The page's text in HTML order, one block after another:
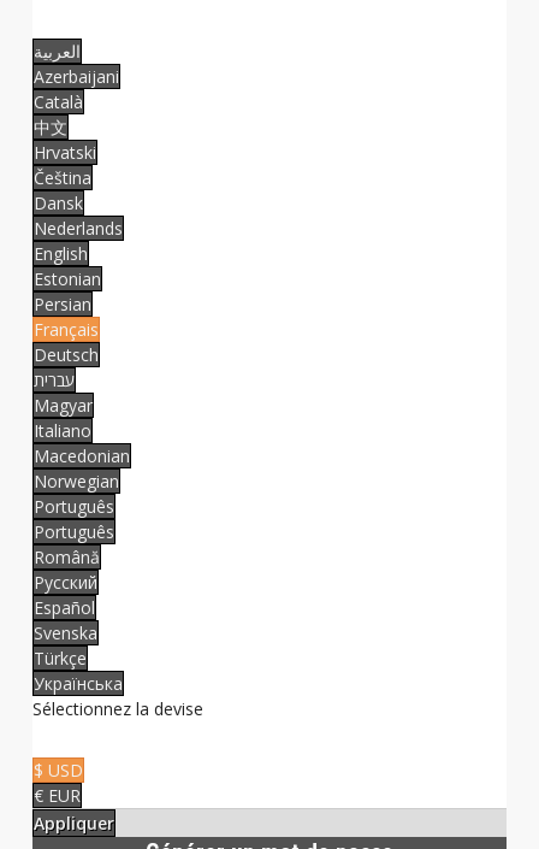
العربية
Azerbaijani
Català
中文
Hrvatski
Čeština
Dansk
Nederlands
English
Estonian
Persian
Français
Deutsch
עברית
Magyar
Italiano
Macedonian
Norwegian
Português
Português
Română
Русский
Español
Svenska
Türkçe
Українська
Sélectionnez la devise
$ USD
€ EUR
Appliquer